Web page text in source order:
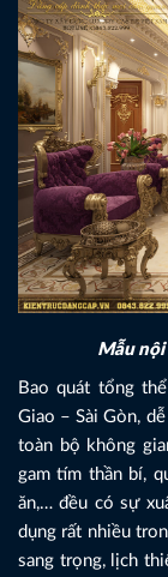
Mẫu nội
Bao quát tổng
Giao – Sài Gòn,
toàn bộ không
gam tím thần bí,
ăn,… đều có sự
dụng rất nhiều
sang trọng, lịch